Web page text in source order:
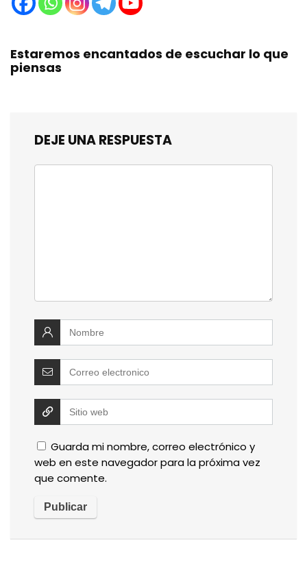
Estaremos encantados de escuchar lo que
piensas
DEJE UNA RESPUESTA
Guarda mi nombre, correo electrónico y
web en este navegador para la próxima vez
que comente.